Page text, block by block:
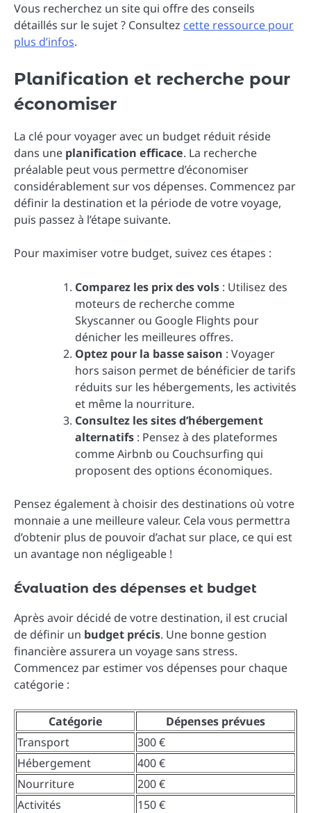
Vous recherchez un site qui offre des conseils
détaillés sur le sujet ? Consultez cette ressource pour
plus d’infos.
Planification et recherche pour
économiser
La clé pour voyager avec un budget réduit réside
dans une planification efficace. La recherche
préalable peut vous permettre d’économiser
considérablement sur vos dépenses. Commencez par
définir la destination et la période de votre voyage,
puis passez à l’étape suivante.
Pour maximiser votre budget, suivez ces étapes :
Comparez les prix des vols : Utilisez des
moteurs de recherche comme
Skyscanner ou Google Flights pour
dénicher les meilleures offres.
Optez pour la basse saison : Voyager
hors saison permet de bénéficier de tarifs
réduits sur les hébergements, les activités
et même la nourriture.
Consultez les sites d’hébergement
alternatifs : Pensez à des plateformes
comme Airbnb ou Couchsurfing qui
proposent des options économiques.
Pensez également à choisir des destinations où votre
monnaie a une meilleure valeur. Cela vous permettra
d’obtenir plus de pouvoir d’achat sur place, ce qui est
un avantage non négligeable !
Évaluation des dépenses et budget
Après avoir décidé de votre destination, il est crucial
de définir un budget précis. Une bonne gestion
financière assurera un voyage sans stress.
Commencez par estimer vos dépenses pour chaque
catégorie :
Catégorie
Dépenses prévues
Transport
300 €
Hébergement
400 €
Nourriture
200 €
Activités
150 €